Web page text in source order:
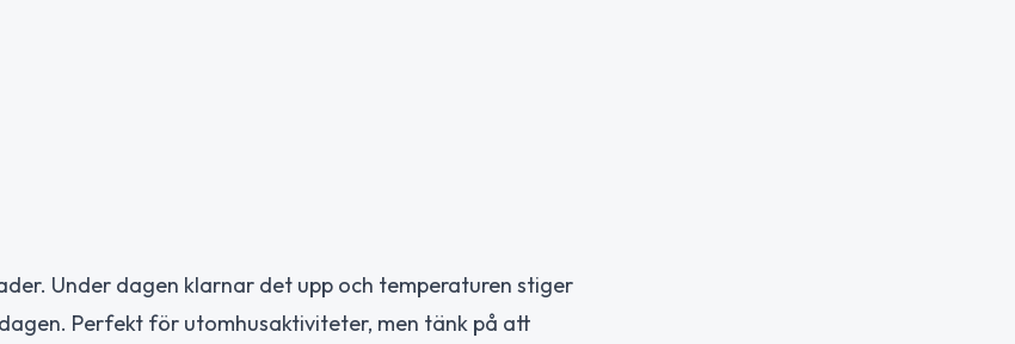
Under dagen klarnar det upp och temperaturen stiger
Perfekt för utomhusaktiviteter, men tänk på att